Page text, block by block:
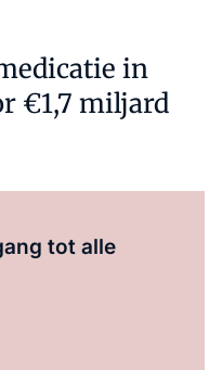
in
€1,7 miljard
tot alle